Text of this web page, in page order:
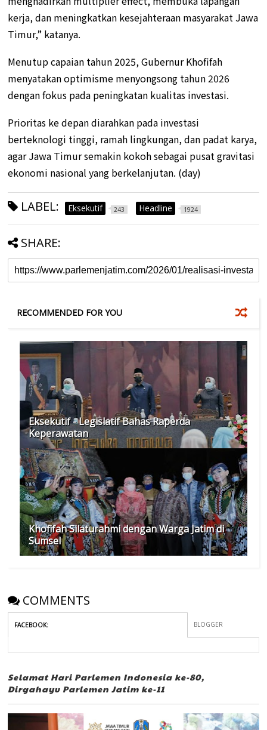
kerja, dan meningkatkan kesejahteraan masyarakat Jawa
Timur,” katanya.
Menutup capaian tahun 2025, Gubernur Khofifah
menyatakan optimisme menyongsong tahun 2026
dengan fokus pada peningkatan kualitas investasi.
Prioritas ke depan diarahkan pada investasi
berteknologi tinggi, ramah lingkungan, dan padat karya,
agar Jawa Timur semakin kokoh sebagai pusat gravitasi
ekonomi nasional yang berkelanjutan. (day)
LABEL: Eksekutif 243 Headline 1924
SHARE:
RECOMMENDED FOR YOU
Eksekutif - Legislatif Bahas Raperda
Keperawatan
Khofifah Silaturahmi dengan Warga Jatim di
Sumsel
COMMENTS
FACEBOOK: BLOGGER
Selamat Hari Parlemen Indonesia ke-80,
Dirgahayu Parlemen Jatim ke-11